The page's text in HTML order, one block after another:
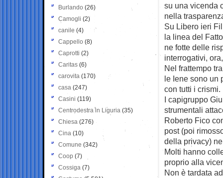
su una vicenda
nella
Su Libero ieri
la linea del
ne fotte delle
interrogativi,
Nel frattempo
le Iene sono un
con tutti i crismi.
I capigruppo
strumentali
Roberto Fico
post (poi
della privacy)
Molti hanno
proprio alla
Non è tardata
Burlando (26)
Camogli (2)
canile (4)
Cappello (8)
Caprotti (2)
Caritas (6)
carovita (170)
casa (247)
Casini (119)
Centrodestra in Liguria (35)
Chiesa (276)
Cina (10)
Comune (342)
Coop (7)
Cossiga (7)